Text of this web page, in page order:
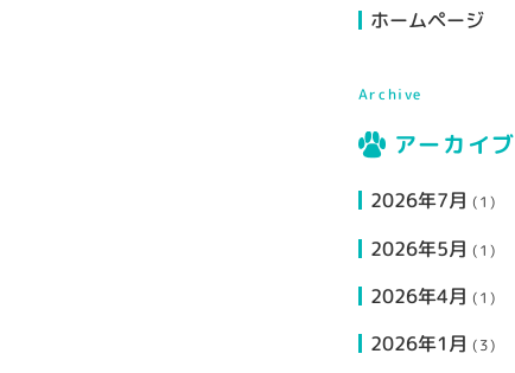
ホームページ
Archive
アーカイブ
2026年7月 (1)
2026年5月 (1)
2026年4月 (1)
2026年1月 (3)